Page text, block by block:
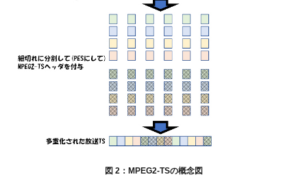
図 2：MPEG2-TSの概念図